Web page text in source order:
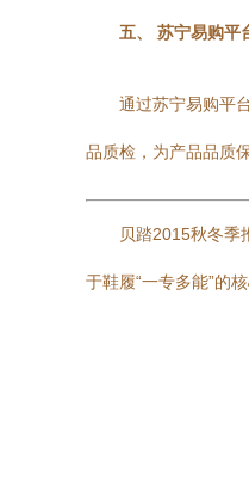
五、 苏宁易购平
通过苏宁易购平
品质检，为产品品质
贝踏2015秋冬季
于鞋履“一专多能”的